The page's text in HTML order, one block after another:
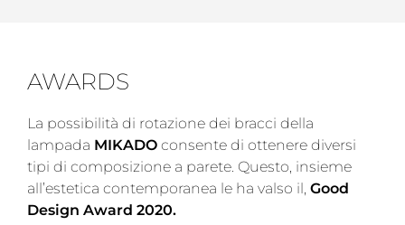
AWARDS
La possibilità di rotazione dei bracci della
lampada MIKADO consente di ottenere diversi
tipi di composizione a parete. Questo, insieme
all’estetica contemporanea le ha valso il, Good
Design Award 2020.